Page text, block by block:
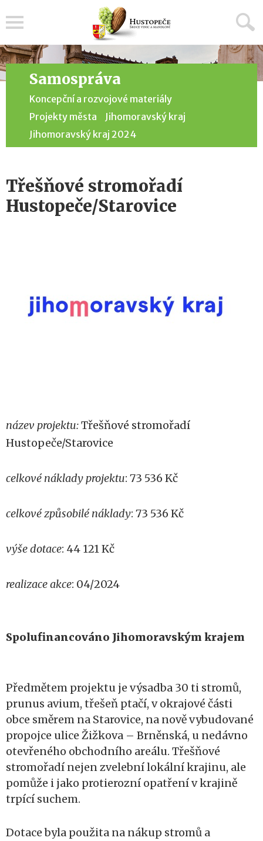
Samospráva
Koncepční a rozvojové materiály
Projekty města
Jihomoravský kraj
Jihomoravský kraj 2024
Třešňové stromořadí
Hustopeče/Starovice
název projektu:Třešňové stromořadí
Hustopeče/Starovice
celkové náklady projektu: 73 536 Kč
celkové způsobilé náklady: 73 536 Kč
výše dotace: 44 121 Kč
realizace akce: 04/2024
Spolufinancováno Jihomoravským krajem
Předmětem projektu je výsadba 30 ti stromů,
prunus avium, třešeň ptačí, v okrajové části
obce směrem na Starovice, na nově vybudované
propojce ulice Žižkova – Brněnská, u nedávno
otevřeného obchodního areálu. Třešňové
stromořadí nejen zvelební lokální krajinu, ale
pomůže i jako protierozní opatření v krajině
trpící suchem.
Dotace byla použita na nákup stromů a